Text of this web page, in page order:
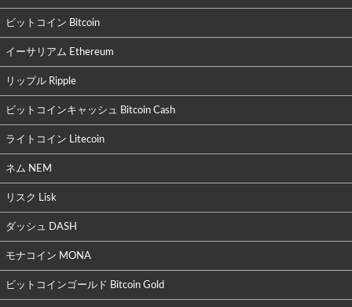
ビットコイン Bitcoin
イーサリアム Ethereum
リップル Ripple
ビットコインキャッシュ Bitcoin Cash
ライトコイン Litecoin
ネム NEM
リスク Lisk
ダッシュ DASH
モナコイン MONA
ビットコインゴールド Bitcoin Gold